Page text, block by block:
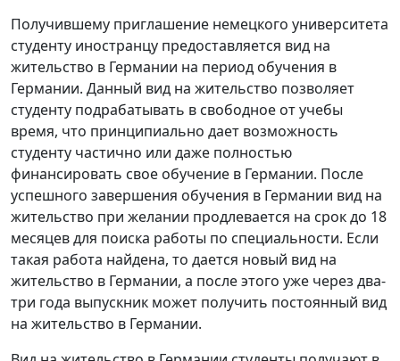
Получившему приглашение немецкого университета
студенту иностранцу предоставляется вид на
жительство в Германии на период обучения в
Германии. Данный вид на жительство позволяет
студенту подрабатывать в свободное от учебы
время, что принципиально дает возможность
студенту частично или даже полностью
финансировать свое обучение в Германии. После
успешного завершения обучения в Германии вид на
жительство при желании продлевается на срок до 18
месяцев для поиска работы по специальности. Если
такая работа найдена, то дается новый вид на
жительство в Германии, а после этого уже через два-
три года выпускник может получить постоянный вид
на жительство в Германии.